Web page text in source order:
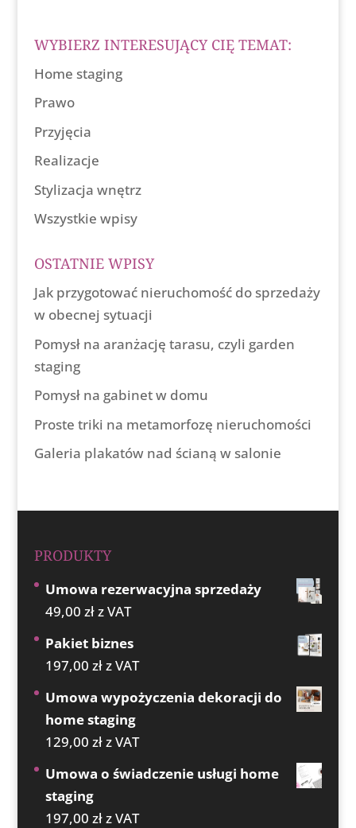
WYBIERZ INTERESUJĄCY CIĘ TEMAT:
Home staging
Prawo
Przyjęcia
Realizacje
Stylizacja wnętrz
Wszystkie wpisy
OSTATNIE WPISY
Jak przygotować nieruchomość do sprzedaży
w obecnej sytuacji
Pomysł na aranżację tarasu, czyli garden
staging
Pomysł na gabinet w domu
Proste triki na metamorfozę nieruchomości
Galeria plakatów nad ścianą w salonie
PRODUKTY
Umowa rezerwacyjna sprzedaży
49,00 złz VAT
Pakiet biznes
197,00 złz VAT
Umowa wypożyczenia dekoracji do
home staging
129,00 złz VAT
Umowa o świadczenie usługi home
staging
197,00 złz VAT